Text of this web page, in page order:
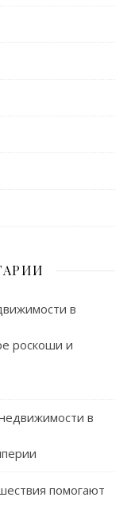
в
роскоши и
в
помогают